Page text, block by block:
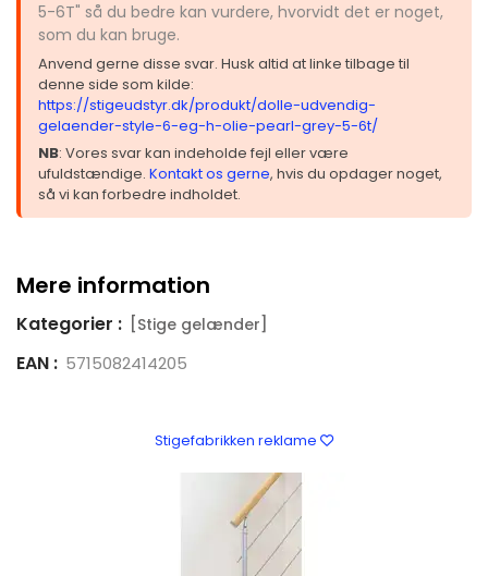
5-6T" så du bedre kan vurdere, hvorvidt det er noget,
som du kan bruge.
Anvend gerne disse svar. Husk altid at linke tilbage til
denne side som kilde:
https://stigeudstyr.dk/produkt/dolle-udvendig-
gelaender-style-6-eg-h-olie-pearl-grey-5-6t/
NB: Vores svar kan indeholde fejl eller være
ufuldstændige. Kontakt os gerne, hvis du opdager noget,
så vi kan forbedre indholdet.
Mere information
Kategorier : [Stige gelænder]
EAN : 5715082414205
Stigefabrikken reklame